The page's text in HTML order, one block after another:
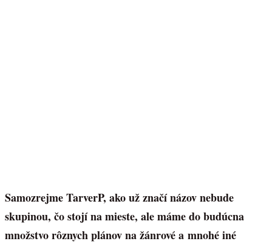
Samozrejme TarverP, ako už značí názov nebude
skupinou, čo stojí na mieste, ale máme do budúcna
množstvo rôznych plánov na žánrové a mnohé iné